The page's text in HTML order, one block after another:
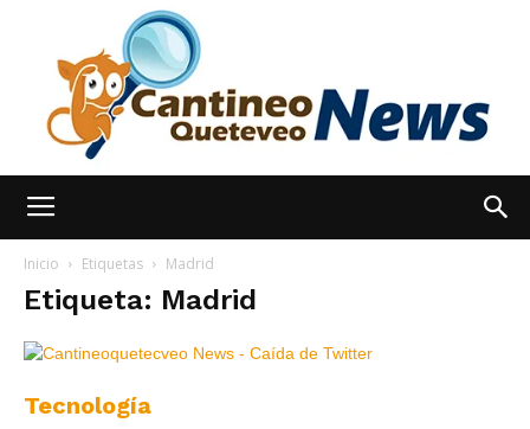
Inicio Etiquetas Madrid
Etiqueta: Madrid
Tecnología